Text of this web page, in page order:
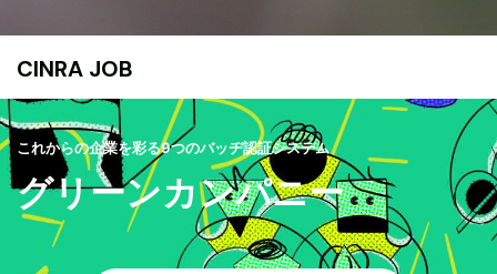
CINRA JOB
これからの企業を彩る9つのバッヂ認証システム
グリーンカンパニー